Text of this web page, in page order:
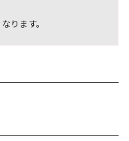
ります。